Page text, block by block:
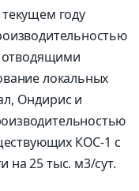
году
отводящими
локальных
Ондирис и
КОС-1 с
на 25 тыс. м3/сут.